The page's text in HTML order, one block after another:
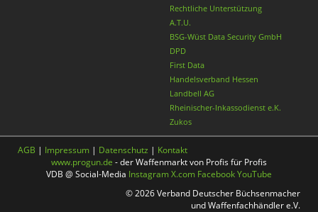
Rechtliche Unterstützung
A.T.U.
BSG-Wüst Data Security GmbH
DPD
First Data
Handelsverband Hessen
Landbell AG
Rheinischer-Inkassodienst e.K.
Zukos
AGB | Impressum | Datenschutz | Kontakt
www.progun.de - der Waffenmarkt von Profis für Profis
VDB @ Social-Media InstagramX.com FacebookYouTube
© 2026 Verband Deutscher Büchsenmacher
und Waffenfachhändler e.V.